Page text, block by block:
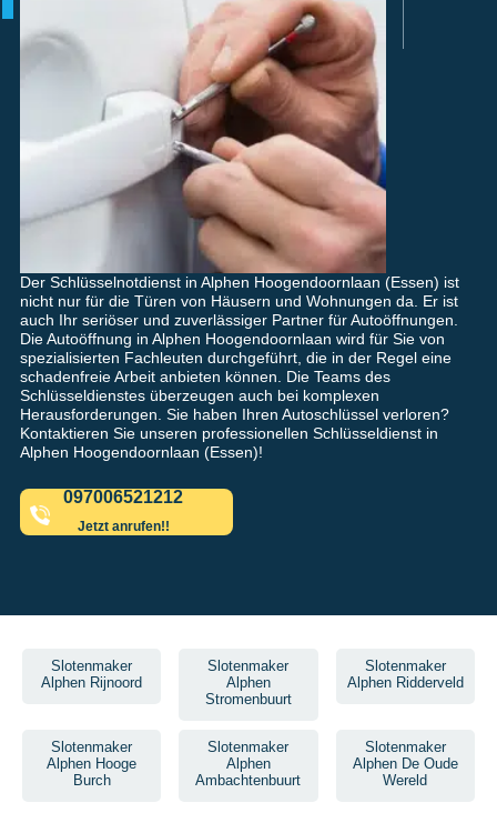
Der Schlüsselnotdienst in Alphen Hoogendoornlaan (Essen) ist
nicht nur für die Türen von Häusern und Wohnungen da. Er ist
auch Ihr seriöser und zuverlässiger Partner für Autoöffnungen.
Die Autoöffnung in Alphen Hoogendoornlaan wird für Sie von
spezialisierten Fachleuten durchgeführt, die in der Regel eine
schadenfreie Arbeit anbieten können. Die Teams des
Schlüsseldienstes überzeugen auch bei komplexen
Herausforderungen. Sie haben Ihren Autoschlüssel verloren?
Kontaktieren Sie unseren professionellen Schlüsseldienst in
Alphen Hoogendoornlaan (Essen)!
097006521212
Jetzt anrufen!!
Slotenmaker
Alphen Rijnoord
Slotenmaker
Alphen
Stromenbuurt
Slotenmaker
Alphen Ridderveld
Slotenmaker
Alphen Hooge
Burch
Slotenmaker
Alphen
Ambachtenbuurt
Slotenmaker
Alphen De Oude
Wereld